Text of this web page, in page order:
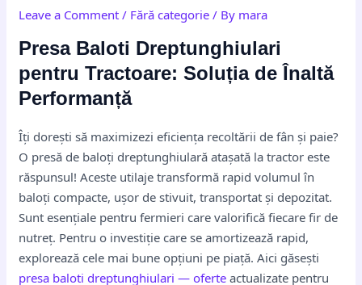
Leave a Comment / Fără categorie / By mara
Presa Baloti Dreptunghiulari
pentru Tractoare: Soluția de Înaltă
Performanță
Îți dorești să maximizezi eficiența recoltării de fân și paie?
O presă de baloți dreptunghiulară atașată la tractor este
răspunsul! Aceste utilaje transformă rapid volumul în
baloți compacte, ușor de stivuit, transportat și depozitat.
Sunt esențiale pentru fermieri care valorifică fiecare fir de
nutreț. Pentru o investiție care se amortizează rapid,
explorează cele mai bune opțiuni pe piață. Aici găsești
presa baloti dreptunghiulari — oferte actualizate pentru